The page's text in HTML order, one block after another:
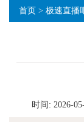
首页 > 极速直播
时间: 2026-